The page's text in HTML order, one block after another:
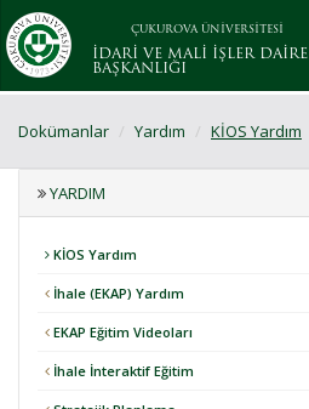
ÇUKUROVA ÜNİVERSİTESİ
İDARİ VE MALİ İŞLER DAİRE
BAŞKANLIĞI
Dokümanlar Yardım KİOS Yardım
YARDIM
KİOS Yardım
İhale (EKAP) Yardım
EKAP Eğitim Videoları
İhale İnteraktif Eğitim